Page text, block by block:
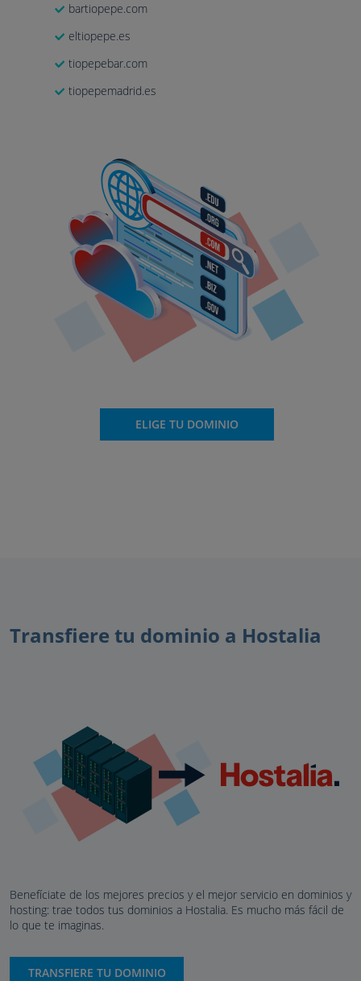
bartiopepe.com
eltiopepe.es
tiopepebar.com
tiopepemadrid.es
ELIGE TU DOMINIO
Transfiere tu dominio a Hostalia
Benefíciate de los mejores precios y el mejor servicio en dominios y
hosting: trae todos tus dominios a Hostalia. Es mucho más fácil de
lo que te imaginas.
TRANSFIERE TU DOMINIO